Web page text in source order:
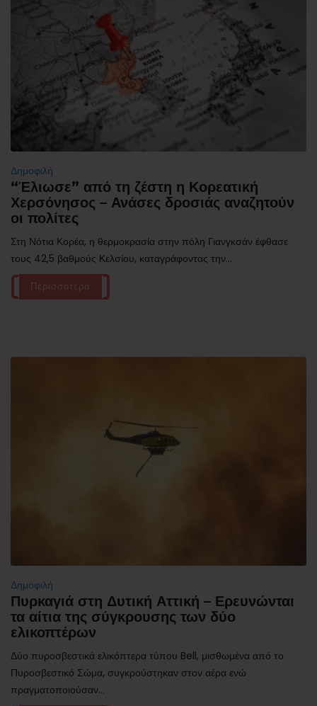
Δημοφιλή
“Έλιωσε” από τη ζέστη η Κορεατική
Χερσόνησος – Ανάσες δροσιάς αναζητούν
οι πολίτες
Στη Νότια Κορέα, η θερμοκρασία στην πόλη Γιανγκσάν έφθασε
τους 42,5 βαθμούς Κελσίου, καταγράφοντας την...
Περισσότερα
Δημοφιλή
Πυρκαγιά στη Δυτική Αττική – Ερευνώνται
τα αίτια της σύγκρουσης των δύο
ελικοπτέρων
Δύο πυροσβεστικά ελικόπτερα τύπου Bell, μισθωμένα από το
Πυροσβεστικό Σώμα, συγκρούστηκαν στον αέρα ενώ
πραγματοποιούσαν...